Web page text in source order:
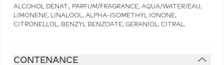
ALCOHOL DENAT., PARFUM/FRAGRANCE, AQUA/WATER/EAU,
LIMONENE, LINALOOL, ALPHA-ISOMETHYL IONONE,
CITRONELLOL, BENZYL BENZOATE, GERANIOL, CITRAL.
CONTENANCE